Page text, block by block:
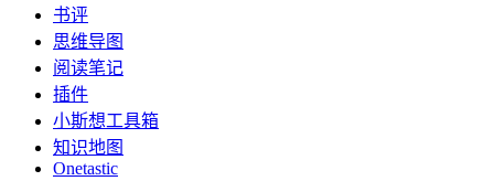
书评
思维导图
阅读笔记
插件
小斯想工具箱
知识地图
Onetastic